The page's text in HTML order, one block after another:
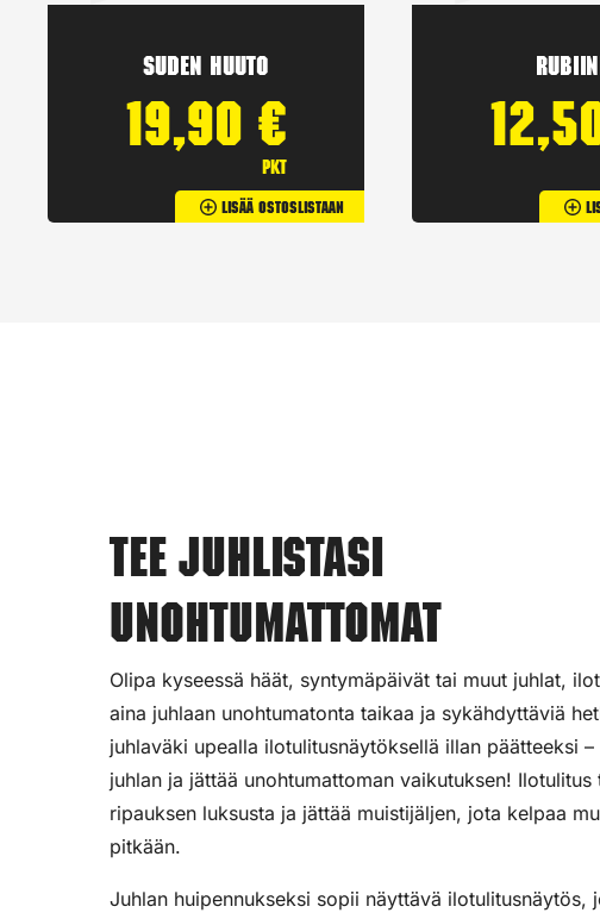
Suden huuto
19,90 €
pkt
Lisää Ostoslistaan
Tee juhlistasi
unohtumattomat
Olipa kyseessä häät, syntymäpäivät tai muut juhlat,
aina juhlaan unohtumatonta taikaa ja sykähdyttäviä
juhlaväki upealla ilotulitusnäytöksellä illan päätteeksi –
juhlan ja jättää unohtumattoman vaikutuksen! Ilotulitus
ripauksen luksusta ja jättää muistijäljen, jota kelpaa
pitkään.
Juhlan huipennukseksi sopii näyttävä ilotulitusnäytös,